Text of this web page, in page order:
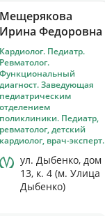
Мещерякова
Ирина Федоровна
Кардиолог. Педиатр.
Ревматолог.
Функциональный
диагност. Заведующая
педиатрическим
отделением
поликлиники. Педиатр,
ревматолог, детский
кардиолог, врач-эксперт.
ул. Дыбенко, дом
13, к. 4 (м. Улица
Дыбенко)